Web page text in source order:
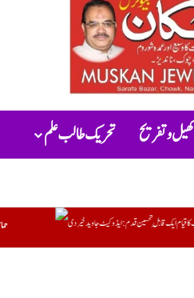
کھیل و تفریح تحریک طالب علم
حماس کا ڈاکٹر عبداللہ الخباص کی وفات پر گہرے رنج وغم کااظہار